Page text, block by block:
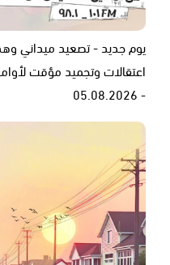
يوم جديد - تصعيد ميداني
اعتقالات وتجميد مؤقت
- 05.08.2026